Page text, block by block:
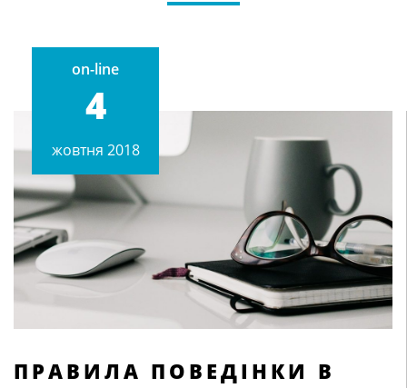
on-line
4
жовтня 2018
ПРАВИЛА ПОВЕДІНКИ В